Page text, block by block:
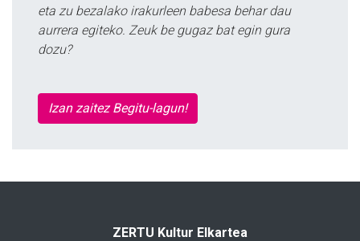
eta zu bezalako irakurleen babesa behar dau
aurrera egiteko. Zeuk be gugaz bat egin gura
dozu?
Izan zaitez Begitu-lagun!
ZERTU Kultur Elkartea